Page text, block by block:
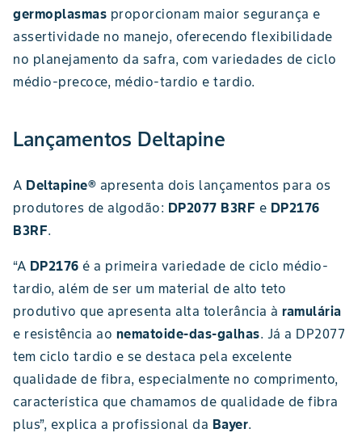
germoplasmas proporcionam maior segurança e
assertividade no manejo, oferecendo flexibilidade
no planejamento da safra, com variedades de ciclo
médio-precoce, médio-tardio e tardio.
Lançamentos Deltapine
A Deltapine® apresenta dois lançamentos para os
produtores de algodão: DP2077 B3RF e DP2176
B3RF.
“A DP2176 é a primeira variedade de ciclo médio-
tardio, além de ser um material de alto teto
produtivo que apresenta alta tolerância à ramulária
e resistência ao nematoide-das-galhas. Já a DP2077
tem ciclo tardio e se destaca pela excelente
qualidade de fibra, especialmente no comprimento,
característica que chamamos de qualidade de fibra
plus”, explica a profissional da Bayer.